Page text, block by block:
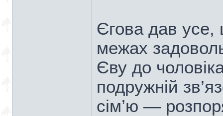
Єгова дав
межах
Єву до
подружній
сім’ю —